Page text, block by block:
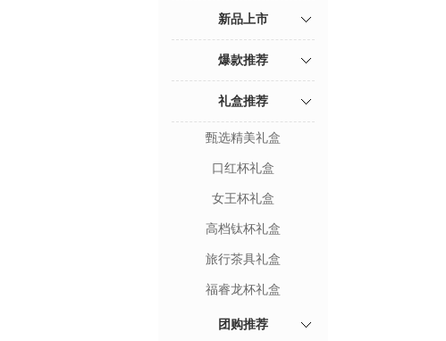
新品上市
爆款推荐
礼盒推荐
甄选精美礼盒
口红杯礼盒
女王杯礼盒
高档钛杯礼盒
旅行茶具礼盒
福睿龙杯礼盒
团购推荐